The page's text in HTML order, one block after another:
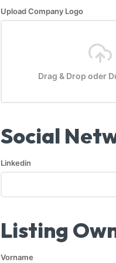
Upload Company Logo
Drag & Drop oder
Social
Linkedin
Listing
Vorname